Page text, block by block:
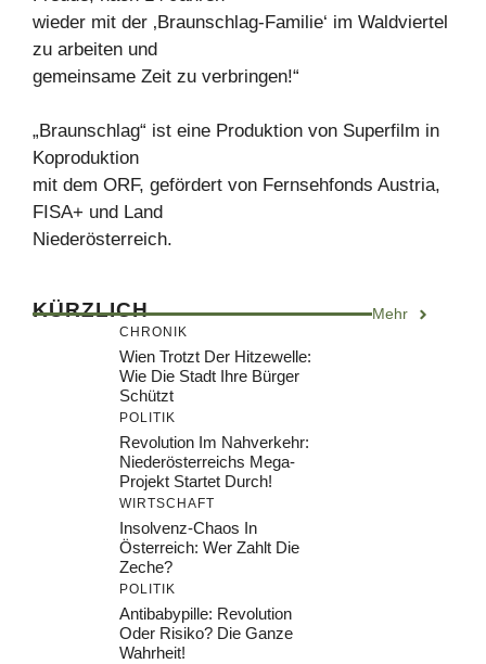
wieder mit der ‚Braunschlag-Familie‘ im Waldviertel
zu arbeiten und
gemeinsame Zeit zu verbringen!“
„Braunschlag“ ist eine Produktion von Superfilm in
Koproduktion
mit dem ORF, gefördert von Fernsehfonds Austria,
FISA+ und Land
Niederösterreich.
KÜRZLICH Mehr
CHRONIK
Wien Trotzt Der Hitzewelle:
Wie Die Stadt Ihre Bürger
Schützt
POLITIK
Revolution Im Nahverkehr:
Niederösterreichs Mega-
Projekt Startet Durch!
WIRTSCHAFT
Insolvenz-Chaos In
Österreich: Wer Zahlt Die
Zeche?
POLITIK
Antibabypille: Revolution
Oder Risiko? Die Ganze
Wahrheit!